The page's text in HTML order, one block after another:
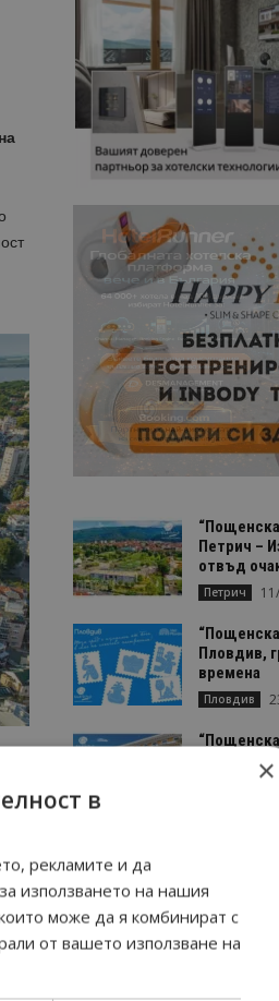
Петрич –
отвъд
Петрич
Пловдив,
времена
Пловдив
Перник –×
в
рекламите и да
използването на нашия
може да я комбинират с
от вашето използване на